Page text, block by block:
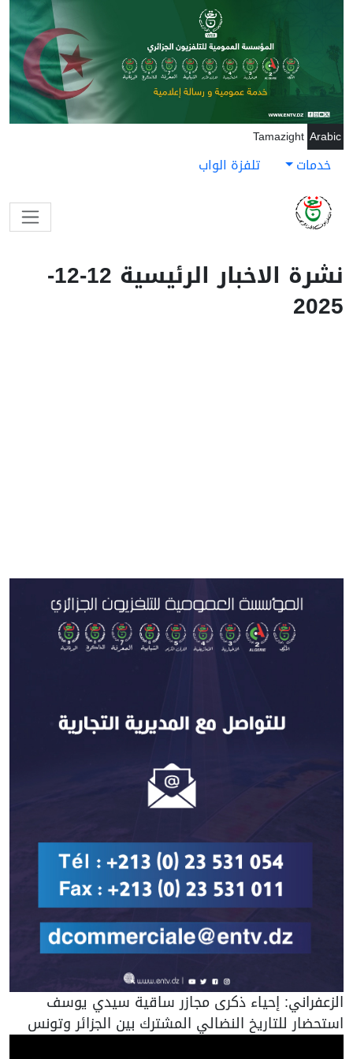
تجاوز إلى المحتوى الرئيسي
Arabic
Tamazight
خدمات تلفزة الواب
نشرة الاخبار الرئيسية 12-12-
2025
الزعفراني: إحياء ذكرى مجازر ساقية سيدي يوسف
استحضار للتاريخ النضالي المشترك بين الجزائر وتونس